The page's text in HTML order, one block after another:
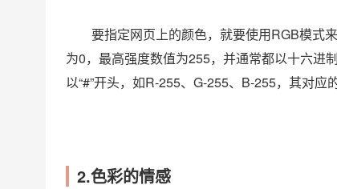
要指定网页上的颜色，就要使用RGB模式
为0，最高强度数值为255，并通常都以十六进
以“#”开头，如R-255、G-255、B-255，其对应
2.色彩的情感